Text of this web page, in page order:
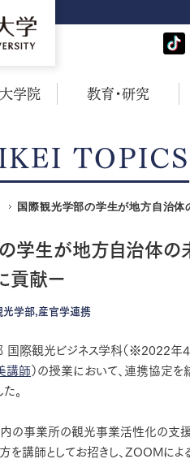
学院 教育・研究
TOPICS
国際観光学部の学生が地方自治
学生が地方自治体の
貢献ー
光学部,産官学連携
国際観光ビジネス学科（※2022
講師）の授業において、連携協定
。
の事業所の観光事業活性化の支援
講師としてお招きし、ZOOMによ